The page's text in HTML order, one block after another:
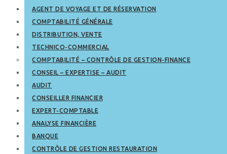
AGENT DE VOYAGE ET DE RÉSERVATION
COMPTABILITÉ GÉNÉRALE
DISTRIBUTION, VENTE
TECHNICO-COMMERCIAL
COMPTABILITÉ – CONTRÔLE DE GESTION-FINANCE
CONSEIL – EXPERTISE – AUDIT
AUDIT
CONSEILLER FINANCIER
EXPERT-COMPTABLE
ANALYSE FINANCIÈRE
BANQUE
CONTRÔLE DE GESTION RESTAURATION